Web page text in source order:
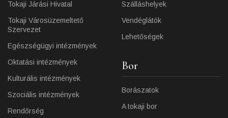
Tokaji Járási Hivatal
Tokaji Városüzemeltető
Szervezet
Egészségügyi intézmények
Oktatási intézmények
Kulturális intézmények
Szociális intézmények
Rendőrség
Szálláshelyek
Vendéglátók
Lehetőségek
Bor
Borászatok
A tokaji bor